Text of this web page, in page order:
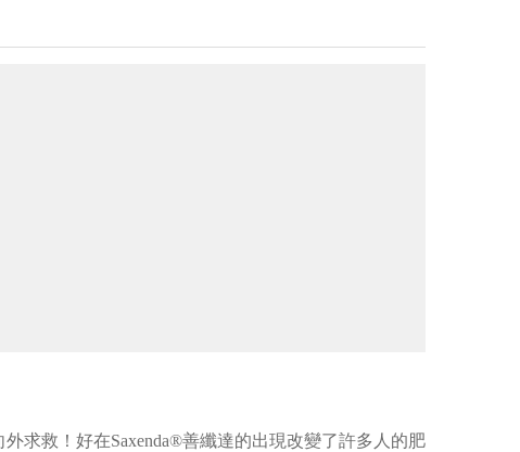
求救！好在Saxenda®善纖達的出現改變了許多人的肥